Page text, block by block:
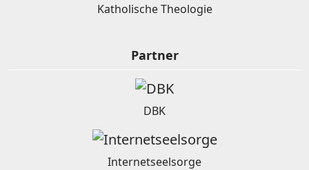
Katholische Theologie
Partner
DBK
Internetseelsorge